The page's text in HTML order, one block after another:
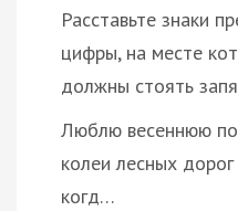
Расставьте знаки
цифры, на месте
должны стоять
Люблю весеннюю
колеи лесных
когд…